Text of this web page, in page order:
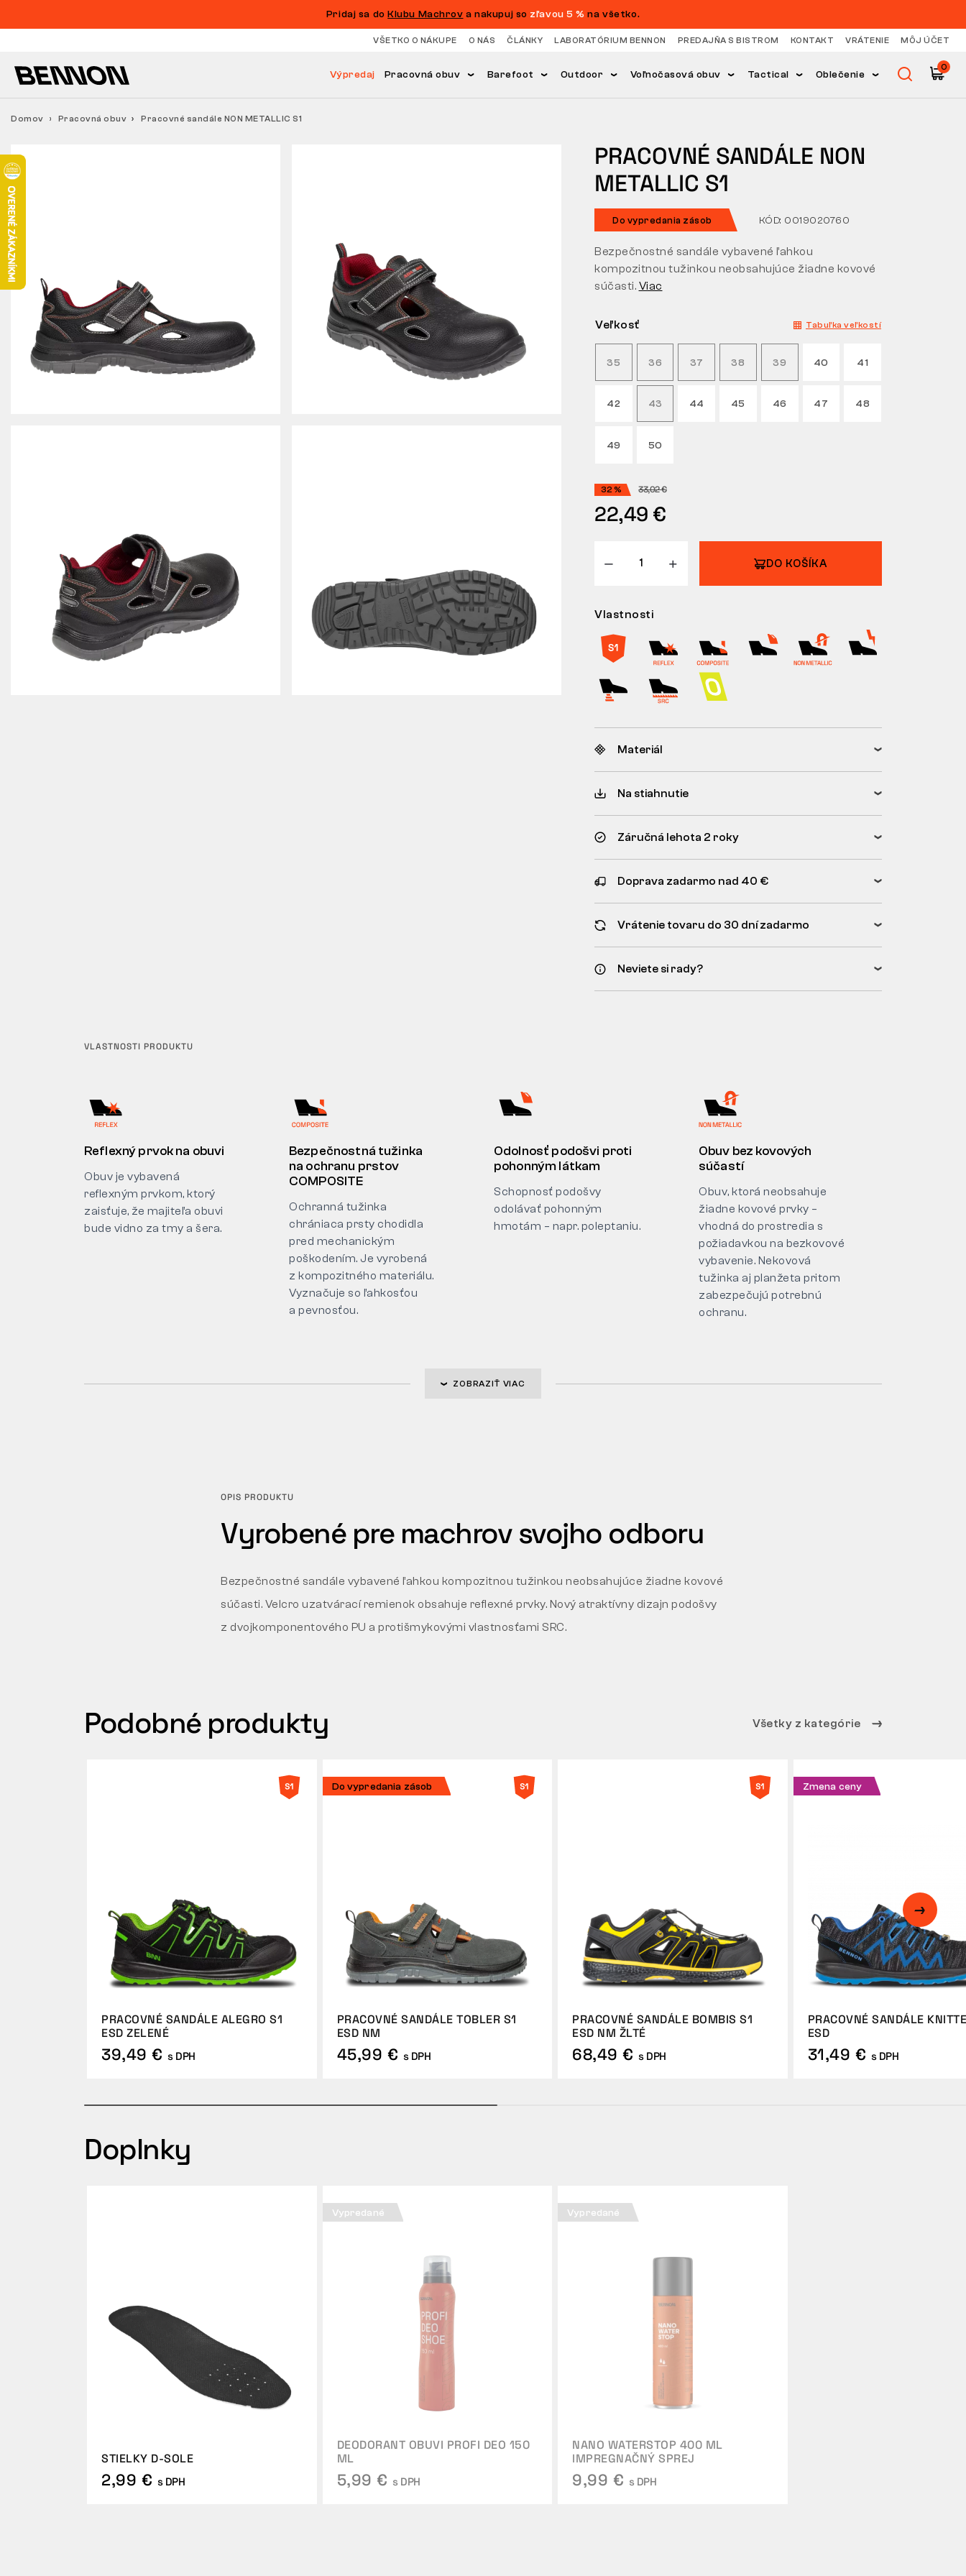
Pridaj sa doKlubu Machrov a nakupuj so zľavou 5 % na všetko.
VŠETKO O NÁKUPE O NÁS ČLÁNKY LABORATÓRIUM BENNON PREDAJŇA S BISTROM KONTAKT VRÁTENIE MÔJ ÚČET
Výpredaj Pracovná obuv Barefoot Outdoor Voľnočasová obuv Tactical Oblečenie
0
Domov Pracovná obuv Pracovné sandále NON METALLIC S1
PRACOVNÉ SANDÁLE NON
METALLIC S1
Do vypredania zásob KÓD: 0019020760
Veľkosť Tabuľka veľkostí
35 36 37 38 39 40 41
42 43 44 45 46 47 48
49 50
32 % 33,02 €
22,49 €
DO KOŠÍKA
Vlastnosti
Bezpečnostné sandále vybavené ľahkou
kompozitnou tužinkou neobsahujúce žiadne kovové
súčasti. Viac
Materiál
Na stiahnutie
Záručná lehota 2 roky
Doprava zadarmo nad 40 €
Vrátenie tovaru do 30 dní zadarmo
Neviete si rady?
VLASTNOSTI PRODUKTU
Reflexný prvok na obuvi
Obuv je vybavená
reflexným prvkom, ktorý
zaisťuje, že majiteľa obuvi
bude vidno za tmy a šera.
Bezpečnostná tužinka
na ochranu prstov
COMPOSITE
Ochranná tužinka
chrániaca prsty chodidla
pred mechanickým
poškodením. Je vyrobená
z kompozitného materiálu.
Vyznačuje so ľahkosťou
a pevnosťou.
Odolnosť podošvi proti
pohonným látkam
Schopnosť podošvy
odolávať pohonným
hmotám – napr. poleptaniu.
Obuv bez kovových
súčastí
Obuv, ktorá neobsahuje
žiadne kovové prvky –
vhodná do prostredia s
požiadavkou na bezkovové
vybavenie. Nekovová
tužinka aj planžeta pritom
zabezpečujú potrebnú
ochranu.
ZOBRAZIŤ VIAC
OPIS PRODUKTU
Vyrobené pre machrov svojho odboru
Bezpečnostné sandále vybavené ľahkou kompozitnou tužinkou neobsahujúce žiadne kovové
súčasti. Velcro uzatvárací remienok obsahuje reflexné prvky. Nový atraktívny dizajn podošvy
z dvojkomponentového PU a protišmykovými vlastnosťami SRC.
Podobné produkty Všetky z kategórie
PRACOVNÉ SANDÁLE ALEGRO S1
ESD ZELENÉ
39,49 € s DPH
Do vypredania zásob
PRACOVNÉ SANDÁLE TOBLER S1
ESD NM
45,99 € s DPH
PRACOVNÉ SANDÁLE BOMBIS S1
ESD NM ŽLTÉ
68,49 € s DPH
Zmena ceny
PRACOVNÉ SANDÁLE
ESD
31,49 € s DPH
Doplnky
STIELKY D-SOLE
2,99 € s DPH
Vypredané
DEODORANT OBUVI PROFI DEO 150
ML
5,99 € s DPH
Vypredané
NANO WATERSTOP 400 ML
IMPREGNAČNÝ SPREJ
9,99 € s DPH